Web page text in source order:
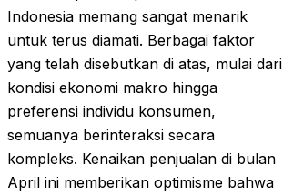
Indonesia memang sangat menarik
untuk terus diamati. Berbagai faktor
yang telah disebutkan di atas, mulai dari
kondisi ekonomi makro hingga
preferensi individu konsumen,
semuanya berinteraksi secara
kompleks. Kenaikan penjualan di bulan
April ini memberikan optimisme bahwa